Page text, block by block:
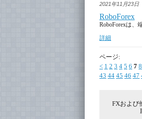
2021年11月23日
RoboForex
RoboForexは、
詳細
ページ:
< 1 2 3 4 5 6 7 8
43 44 45 46 47
FXおよび